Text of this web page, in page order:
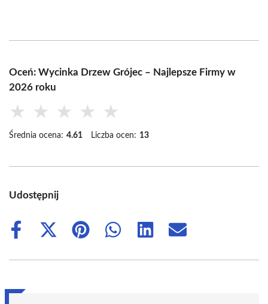
Oceń: Wycinka Drzew Grójec – Najlepsze Firmy w
2026 roku
★ ★ ★ ★ ★
Średnia ocena: 4.61 Liczba ocen: 13
Udostępnij
Share
Share
(Twitter)
Share
Share
Share
Share